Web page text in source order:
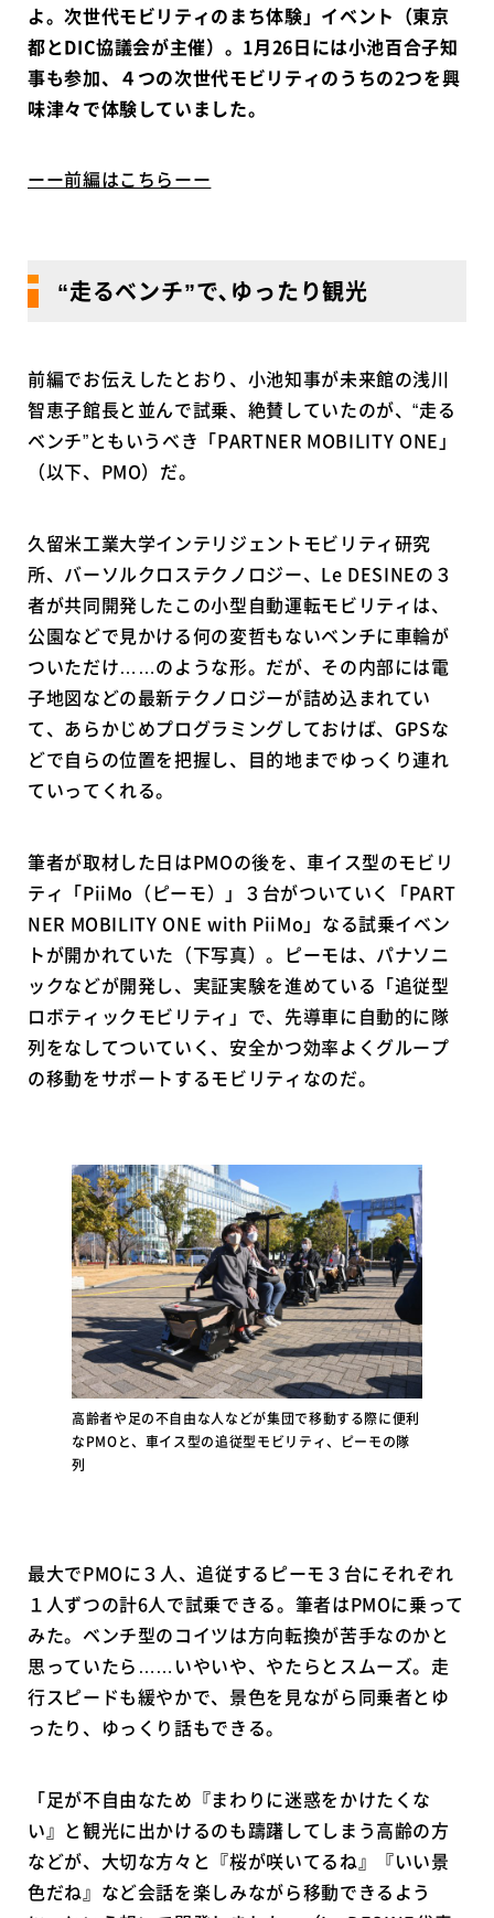
よ。次世代モビリティのまち体験」イベント（東京
都とDIC協議会が主催）。1月26日には小池百合子知
事も参加、４つの次世代モビリティのうちの2つを興
味津々で体験していました。
ーー前編はこちらーー
“走るベンチ”で､ゆったり観光
前編でお伝えしたとおり、小池知事が未来館の浅川
智恵子館長と並んで試乗、絶賛していたのが、“走る
ベンチ”ともいうべき「PARTNER MOBILITY ONE」
（以下、PMO）だ。
久留米工業大学インテリジェントモビリティ研究
所、バーソルクロステクノロジー、Le DESINEの３
者が共同開発したこの小型自動運転モビリティは、
公園などで見かける何の変哲もないベンチに車輪が
ついただけ……のような形。だが、その内部には電
子地図などの最新テクノロジーが詰め込まれてい
て、あらかじめプログラミングしておけば、GPSな
どで自らの位置を把握し、目的地までゆっくり連れ
ていってくれる。
筆者が取材した日はPMOの後を、車イス型のモビリ
ティ「PiiMo（ピーモ）」３台がついていく「PART
NER MOBILITY ONE with PiiMo」なる試乗イベン
トが開かれていた（下写真）。ピーモは、パナソニ
ックなどが開発し、実証実験を進めている「追従型
ロボティックモビリティ」で、先導車に自動的に隊
列をなしてついていく、安全かつ効率よくグループ
の移動をサポートするモビリティなのだ。
高齢者や足の不自由な人などが集団で移動する際に便利
なPMOと、車イス型の追従型モビリティ、ピーモの隊
列
最大でPMOに３人、追従するピーモ３台にそれぞれ
１人ずつの計6人で試乗できる。筆者はPMOに乗って
みた。ベンチ型のコイツは方向転換が苦手なのかと
思っていたら……いやいや、やたらとスムーズ。走
行スピードも緩やかで、景色を見ながら同乗者とゆ
ったり、ゆっくり話もできる。
「足が不自由なため『まわりに迷惑をかけたくな
い』と観光に出かけるのも躊躇してしまう高齢の方
などが、大切な方々と『桜が咲いてるね』『いい景
色だね』など会話を楽しみながら移動できるよう